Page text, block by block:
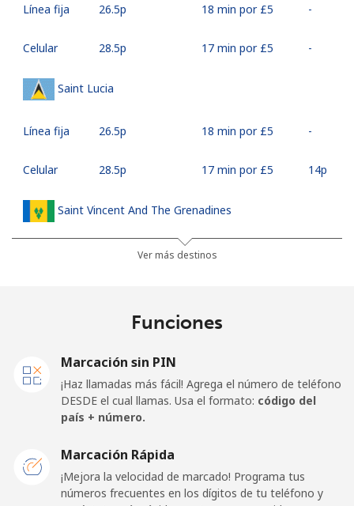
Línea fija ⁦26.5p⁩ 18 min por ⁦£5⁩ -
Celular ⁦28.5p⁩ 17 min por ⁦£5⁩ -
Saint Lucia
Línea fija ⁦26.5p⁩ 18 min por ⁦£5⁩ -
Celular ⁦28.5p⁩ 17 min por ⁦£5⁩ ⁦14p⁩
Saint Vincent And The Grenadines
20 min por ⁦£5⁩
Línea fija
⁦103.5p⁩
San Marino
Línea fija ⁦18.9p⁩ 26 min por ⁦£5⁩ -
Ver más destinos
Funciones
Marcación sin PIN
¡Haz llamadas más fácil! Agrega el número de teléfono
DESDE el cual llamas. Usa el formato: código del
país + número.
Marcación Rápida
¡Mejora la velocidad de marcado! Programa tus
números frecuentes en los dígitos de tu teléfono y